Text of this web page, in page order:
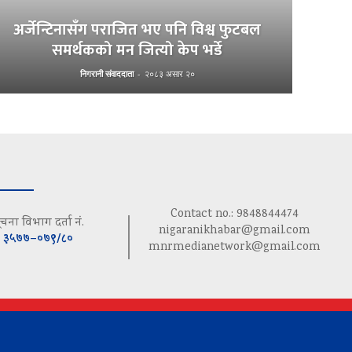
अर्जेन्टिनासँग पराजित भए पनि विश्व फुटबल
समर्थकको मन जित्यो केप भर्डे
निगरानी संवाददाता - २०८३ असार २०
विभाग दर्ता नं.
३५७७–०७९/८०
Contact no.: 9848844474
nigaranikhabar@gmail.com
mnrmedianetwork@gmail.com